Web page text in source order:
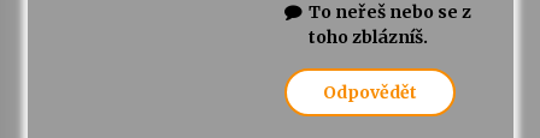
To neřeš nebo se z
toho zblázníš.
Odpovědět